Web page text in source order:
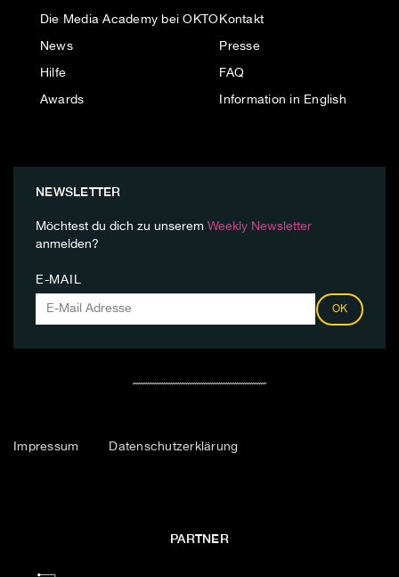
Die Media Academy bei OKTO
News
Hilfe
Awards
Kontakt
Presse
FAQ
Information in English
NEWSLETTER
Möchtest du dich zu unserem Weekly Newsletter
anmelden?
E-MAIL
OK
Impressum Datenschutzerklärung
PARTNER